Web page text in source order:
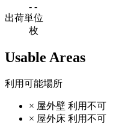
- -
出荷単位
枚
Usable Areas
利用可能場所
× 屋外壁 利用不可
× 屋外床 利用不可